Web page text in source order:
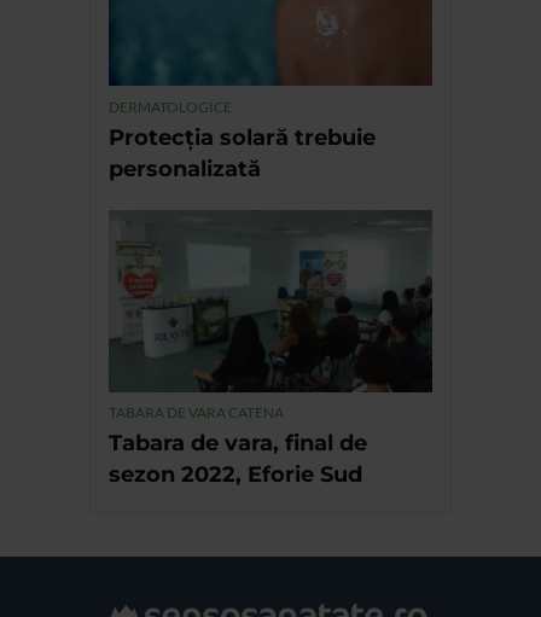
DERMATOLOGICE
Protecția solară trebuie
personalizată
TABARA DE VARA CATENA
Tabara de vara, final de
sezon 2022, Eforie Sud